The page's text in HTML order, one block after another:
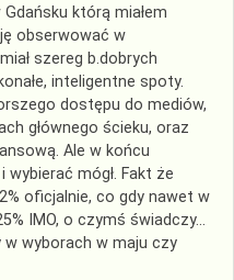
którą miałem
obserwować w
szereg b.dobrych
inteligentne spoty.
dostępu do mediów,
głównego ścieku, oraz
Ale w końcu
wybierać mógł. Fakt że
oficjalnie, co gdy nawet w
IMO, o czymś świadczy…
wyborach w maju czy